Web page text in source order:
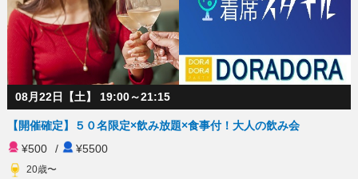
08月22日【土】 19:00～21:15
【開催確定】５０名限定×飲み放題×食事付！大人の飲み会
¥500
/ ¥5500
20歳〜